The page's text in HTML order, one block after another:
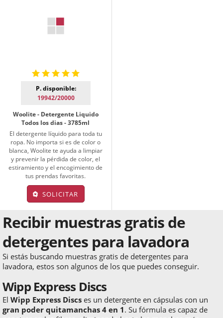
P. disponible:
19942/20000
Woolite - Detergente Liquido
Todos los dias - 3785ml
El detergente líquido para toda tu
ropa. No importa si es de color o
blanca, Woolite te ayuda a limpiar
y prevenir la pérdida de color, el
estiramiento y el encogimiento de
tus prendas favoritas.
SOLICITAR
Recibir muestras gratis de
detergentes para lavadora
Si estás buscando muestras gratis de detergentes para
lavadora, estos son algunos de los que puedes conseguir.
Wipp Express Discs
El Wipp Express Discs es un detergente en cápsulas con un
gran poder quitamanchas 4 en 1. Su fórmula es capaz de